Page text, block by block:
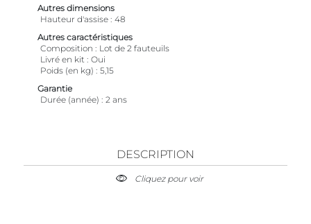
Autres dimensions
Hauteur d'assise 48
Autres caractéristiques
Composition
Lot de 2 fauteuils
Livré en kit
Oui
Poids (en kg)
5,15
Garantie
Durée (année)
2 ans
DESCRIPTION
Cliquez pour voir